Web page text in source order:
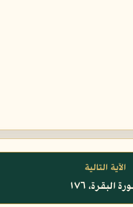
الآية التالية
البقرة، ١٧٦